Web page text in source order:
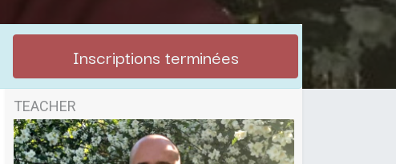
Inscriptions terminées
TEACHER